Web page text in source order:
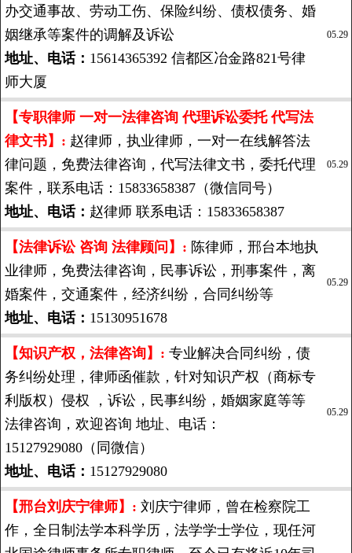
办交通事故、劳动工伤、保险纠纷、债权债务、婚
姻继承等案件的调解及诉讼
地址、电话： 15614365392 信都区冶金路821号律
师大厦
05.29
【专职律师 一对一法律咨询 代理诉讼委托 代写法
律文书】: 赵律师，执业律师，一对一在线解答法
律问题，免费法律咨询，代写法律文书，委托代理
案件，联系电话：15833658387（微信同号）
地址、电话： 赵律师 联系电话：15833658387
05.29
【法律诉讼 咨询 法律顾问】: 陈律师，邢台本地执
业律师，免费法律咨询，民事诉讼，刑事案件，离
婚案件，交通案件，经济纠纷，合同纠纷等
地址、电话： 15130951678
05.29
【知识产权，法律咨询】: 专业解决合同纠纷，债
务纠纷处理，律师函催款，针对知识产权（商标专
利版权）侵权 ，诉讼，民事纠纷，婚姻家庭等等
法律咨询，欢迎咨询 地址、电话：
15127929080（同微信）
地址、电话： 15127929080
05.29
【邢台刘庆宁律师】: 刘庆宁律师，曾在检察院工
作，全日制法学本科学历，法学学士学位，现任河